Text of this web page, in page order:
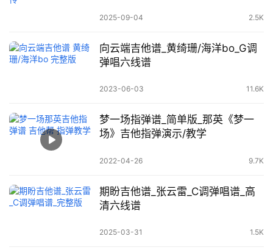
2025-09-04 2.5K
向云端吉他谱_黄绮珊/海洋bo_G调
弹唱六线谱
2023-06-03 11.6K
梦一场指弹谱_简单版_那英《梦一
场》吉他指弹演示/教学
2022-04-26 9.7K
期盼吉他谱_张云雷_C调弹唱谱_高
清六线谱
2025-03-31 1.5K